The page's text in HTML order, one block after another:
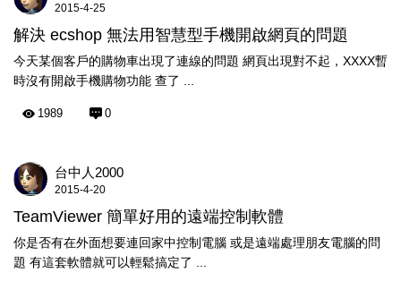
2015-4-25
解決 ecshop 無法用智慧型手機開啟網頁的問題
今天某個客戶的購物車出現了連線的問題 網頁出現對不起，XXXX暫
時沒有開啟手機購物功能 查了 ...
1989 0
台中人2000
2015-4-20
TeamViewer 簡單好用的遠端控制軟體
你是否有在外面想要連回家中控制電腦 或是遠端處理朋友電腦的問
題 有這套軟體就可以輕鬆搞定了 ...